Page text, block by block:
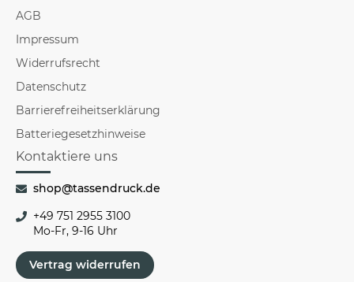
AGB
Impressum
Widerrufsrecht
Datenschutz
Barrierefreiheitserklärung
Batteriegesetzhinweise
Kontaktiere uns
shop@tassendruck.de
+49 751 2955 3100
Mo-Fr, 9-16 Uhr
Vertrag widerrufen